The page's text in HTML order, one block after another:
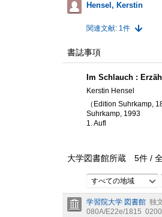
Hensel, Kerstin
関連文献: 1件
書誌事項
Im Schlauch :
Kerstin Hensel
（Edition Suhrkamp,
Suhrkamp, 1993
1. Aufl
大学図書館所蔵 5件 /
すべての地域
学習院大学 図書館 独
080A/E22e/1815